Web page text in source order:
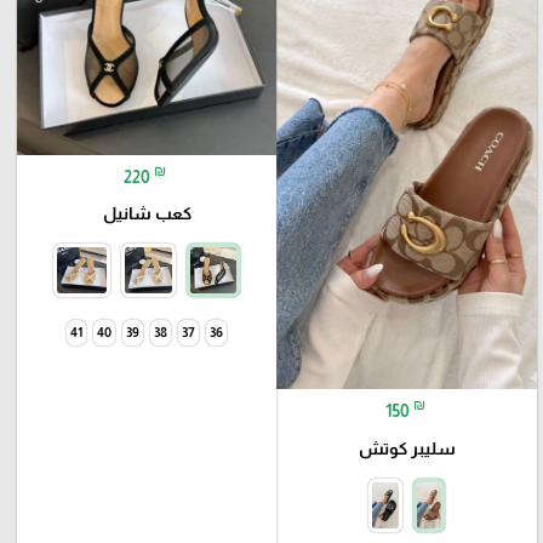
150 ₪
سليبر كوتش
220 ₪
كعب شانيل
36
37
38
39
40
41